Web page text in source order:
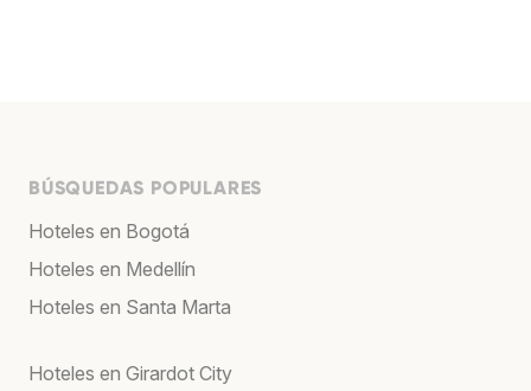
BÚSQUEDAS POPULARES
Hoteles en Bogotá
Hoteles en Medellín
Hoteles en Santa Marta
Hoteles en Girardot City